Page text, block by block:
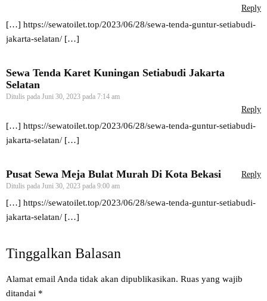
Reply
[…] https://sewatoilet.top/2023/06/28/sewa-tenda-guntur-setiabudi-
jakarta-selatan/ […]
Sewa Tenda Karet Kuningan Setiabudi Jakarta
Selatan
Ditulis pada Juni 30, 2023 pada 7:14 am
Reply
[…] https://sewatoilet.top/2023/06/28/sewa-tenda-guntur-setiabudi-
jakarta-selatan/ […]
Pusat Sewa Meja Bulat Murah Di Kota Bekasi
Ditulis pada Juni 30, 2023 pada 9:00 am
Reply
[…] https://sewatoilet.top/2023/06/28/sewa-tenda-guntur-setiabudi-
jakarta-selatan/ […]
Tinggalkan Balasan
Alamat email Anda tidak akan dipublikasikan. Ruas yang wajib
ditandai *